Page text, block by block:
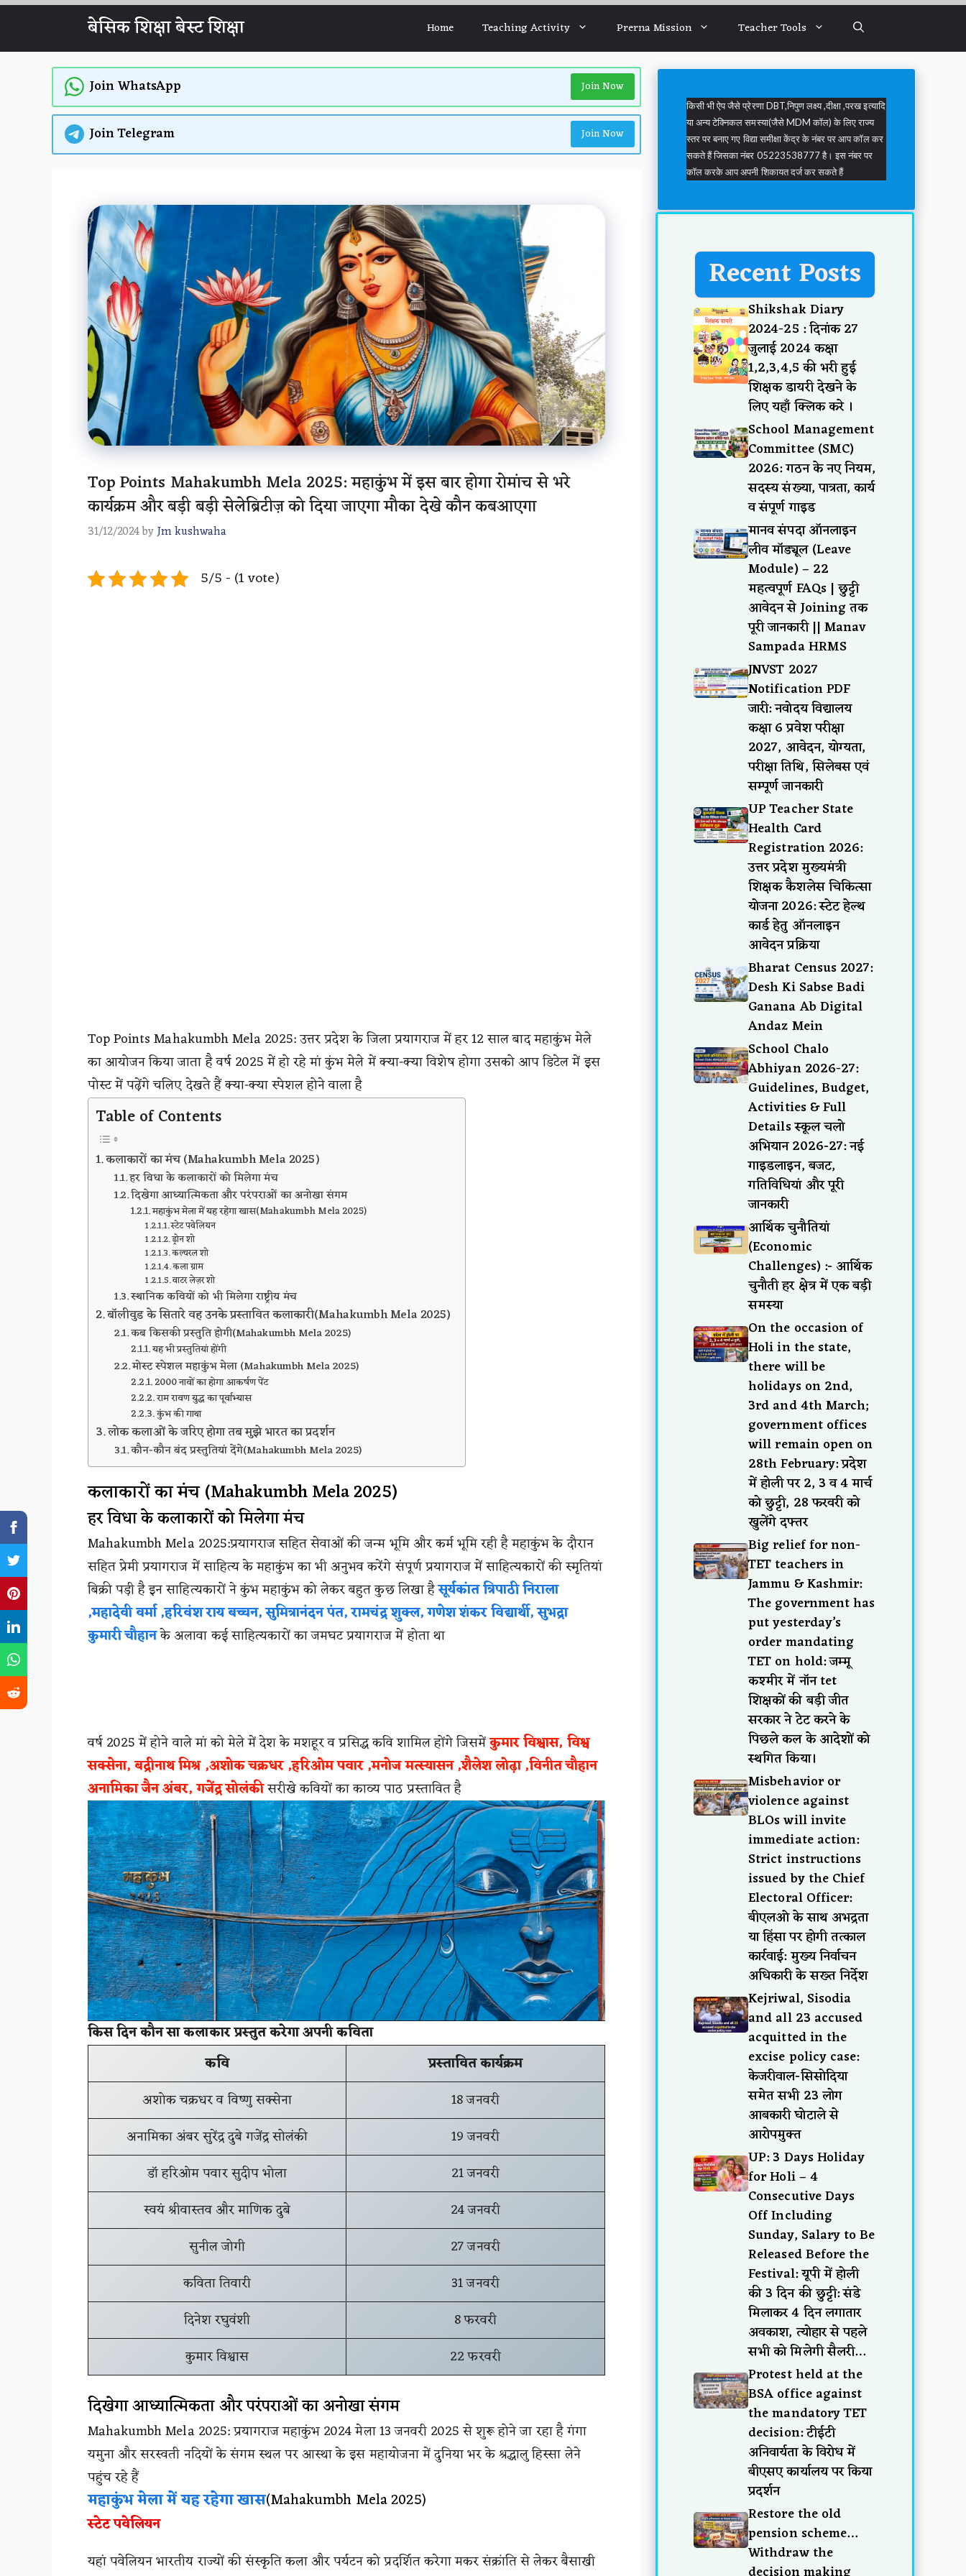
बेसिक शिक्षा बेस्ट शिक्षा Home Teaching Activity Prerna Mission Teacher Tools
Join WhatsApp Join Now
Join Telegram Join Now
Top Points Mahakumbh Mela 2025: महाकुंभ में इस बार होगा रोमांच से भरे
कार्यक्रम और बड़ी बड़ी सेलेब्रिटीज़ को दिया जाएगा मौका देखे कौन कबआएगा
31/12/2024byJm kushwaha
5/5 - (1 vote)
Top Points Mahakumbh Mela 2025: उत्तर प्रदेश के जिला प्रयागराज में हर 12 साल बाद महाकुंभ मेले
का आयोजन किया जाता है वर्ष 2025 में हो रहे मां कुंभ मेले में क्या-क्या विशेष होगा उसको आप डिटेल में इस
पोस्ट में पढ़ेंगे चलिए देखते हैं क्या-क्या स्पेशल होने वाला है
Table of Contents
कलाकारों का मंच (Mahakumbh Mela 2025)
हर विधा के कलाकारों को मिलेगा मंच
दिखेगा आध्यात्मिकता और परंपराओं का अनोखा संगम
महाकुंभ मेला में यह रहेगा खास(Mahakumbh Mela 2025)
स्टेट पवेलियन
ड्रोन शो
कल्चरल शो
कला ग्राम
वाटर लेज़र शो
स्थानिक कवियों को भी मिलेगा राष्ट्रीय मंच
बॉलीवुड के सितारे वह उनके प्रस्तावित कलाकारी(Mahakumbh Mela 2025)
कब किसकी प्रस्तुति होगी(Mahakumbh Mela 2025)
यह भी प्रस्तुतियां होंगी
मोस्ट स्पेशल महाकुंभ मेला (Mahakumbh Mela 2025)
2000 नावों का होगा आकर्षण पेंट
राम रावण युद्ध का पूर्वाभ्यास
कुंभ की गाथा
लोक कलाओं के जरिए होगा तब मुझे भारत का प्रदर्शन
कौन-कौन बंद प्रस्तुतियां देंगे(Mahakumbh Mela 2025)
कलाकारों का मंच (Mahakumbh Mela 2025)
हर विधा के कलाकारों को मिलेगा मंच
Mahakumbh Mela 2025:प्रयागराज सहित सेवाओं की जन्म भूमि और कर्म भूमि रही है महाकुंभ के दौरान
सहित प्रेमी प्रयागराज में साहित्य के महाकुंभ का भी अनुभव करेंगे संपूर्ण प्रयागराज में साहित्यकारों की स्मृतियां
बिक्री पड़ी है इन साहित्यकारों ने कुंभ महाकुंभ को लेकर बहुत कुछ लिखा हैसूर्यकांत त्रिपाठी निराला
,महादेवी वर्मा ,हरिवंश राय बच्चन, सुमित्रानंदन पंत, रामचंद्र शुक्ल, गणेश शंकर विद्यार्थी, सुभद्रा
कुमारी चौहानके अलावा कई साहित्यकारों का जमघट प्रयागराज में होता था
वर्ष 2025 में होने वाले मां को मेले में देश के मशहूर व प्रसिद्ध कवि शामिल होंगे जिसमेंकुमार विश्वास, विश्व
सक्सेना, बद्रीनाथ मिश्र ,अशोक चक्रधर ,हरिओम पवार ,मनोज मत्स्यासन ,शैलेश लोढ़ा ,विनीत चौहान
अनामिका जैन अंबर, गजेंद्र सोलंकीसरीखे कवियों का काव्य पाठ प्रस्तावित है
किस दिन कौन सा कलाकार प्रस्तुत करेगा अपनी कविता
कवि
प्रस्तावित कार्यक्रम
अशोक चक्रधर व विष्णु सक्सेना
18 जनवरी
अनामिका अंबर सुरेंद्र दुबे गजेंद्र सोलंकी
19 जनवरी
डॉ हरिओम पवार सुदीप भोला
21 जनवरी
स्वयं श्रीवास्तव और माणिक दुबे
24 जनवरी
सुनील जोगी
27 जनवरी
कविता तिवारी
31 जनवरी
दिनेश रघुवंशी
8 फरवरी
कुमार विश्वास
22 फरवरी
दिखेगा आध्यात्मिकता और परंपराओं का अनोखा संगम
Mahakumbh Mela 2025: प्रयागराज महाकुंभ 2024 मेला 13 जनवरी 2025 से शुरू होने जा रहा है गंगा
यमुना और सरस्वती नदियों के संगम स्थल पर आस्था के इस महायोजना में दुनिया भर के श्रद्धालु हिस्सा लेने
पहुंच रहे हैं
महाकुंभ मेला में यह रहेगा खास(Mahakumbh Mela 2025)
स्टेट पवेलियन
यहां पवेलियन भारतीय राज्यों की संस्कृति कला और पर्यटन को प्रदर्शित करेगा मकर संक्रांति से लेकर बैसाखी
किसी भी ऐप जैसे प्रेरणा DBT,निपुण लक्ष्य ,दीक्षा ,परख इत्यादि
या अन्य टेक्निकल समस्या(जैसे MDM कॉल) के लिए राज्य
स्तर पर बनाए गए विद्या समीक्षा केंद्र के नंबर पर आप कॉल कर
सकते हैं जिसका नंबर 05223538777 है। इस नंबर पर
कॉल करके आप अपनी शिकायत दर्ज कर सकते हैं
Recent Posts
Shikshak Diary
2024-25 : दिनांक 27
जुलाई 2024 कक्षा
1,2,3,4,5 की भरी हुई
शिक्षक डायरी देखने के
लिए यहाँ क्लिक करे ।
School Management
Committee (SMC)
2026: गठन के नए नियम,
सदस्य संख्या, पात्रता, कार्य
व संपूर्ण गाइड
मानव संपदा ऑनलाइन
लीव मॉड्यूल (Leave
Module) – 22
महत्वपूर्ण FAQs | छुट्टी
आवेदन से Joining तक
पूरी जानकारी || Manav
Sampada HRMS
JNVST 2027
Notification PDF
जारी: नवोदय विद्यालय
कक्षा 6 प्रवेश परीक्षा
2027, आवेदन, योग्यता,
परीक्षा तिथि, सिलेबस एवं
सम्पूर्ण जानकारी
UP Teacher State
Health Card
Registration 2026:
उत्तर प्रदेश मुख्यमंत्री
शिक्षक कैशलेस चिकित्सा
योजना 2026: स्टेट हेल्थ
कार्ड हेतु ऑनलाइन
आवेदन प्रक्रिया
Bharat Census 2027:
Desh Ki Sabse Badi
Ganana Ab Digital
Andaz Mein
School Chalo
Abhiyan 2026-27:
Guidelines, Budget,
Activities & Full
Details स्कूल चलो
अभियान 2026-27: नई
गाइडलाइन, बजट,
गतिविधियां और पूरी
जानकारी
आर्थिक चुनौतियां
(Economic
Challenges) :- आर्थिक
चुनौती हर क्षेत्र में एक बड़ी
समस्या
On the occasion of
Holi in the state,
there will be
holidays on 2nd,
3rd and 4th March;
government offices
will remain open on
28th February: प्रदेश
में होली पर 2, 3 व 4 मार्च
को छुट्टी, 28 फरवरी को
खुलेंगे दफ्तर
Big relief for non-
TET teachers in
Jammu & Kashmir:
The government has
put yesterday’s
order mandating
TET on hold: जम्मू
कश्मीर में नॉन tet
शिक्षकों की बड़ी जीत
सरकार ने टेट करने के
पिछले कल के आदेशों को
स्थगित किया।
Misbehavior or
violence against
BLOs will invite
immediate action:
Strict instructions
issued by the Chief
Electoral Officer:
बीएलओ के साथ अभद्रता
या हिंसा पर होगी तत्काल
कार्रवाई: मुख्य निर्वाचन
अधिकारी के सख्त निर्देश
Kejriwal, Sisodia
and all 23 accused
acquitted in the
excise policy case:
केजरीवाल-सिसोदिया
समेत सभी 23 लोग
आबकारी घोटाले से
आरोपमुक्त
UP: 3 Days Holiday
for Holi – 4
Consecutive Days
Off Including
Sunday, Salary to Be
Released Before the
Festival: यूपी में होली
की 3 दिन की छुट्टी: संडे
मिलाकर 4 दिन लगातार
अवकाश, त्योहार से पहले
सभी को मिलेगी सैलरी…
Protest held at the
BSA office against
the mandatory TET
decision: टीईटी
अनिवार्यता के विरोध में
बीएसए कार्यालय पर किया
प्रदर्शन
Restore the old
pension scheme…
Withdraw the